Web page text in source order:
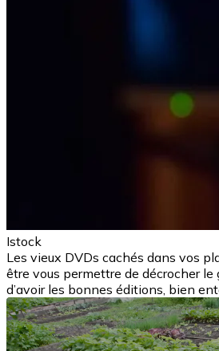
Istock
Les vieux DVDs cachés dans vos
être vous permettre de décrocher
d’avoir les bonnes éditions, bien